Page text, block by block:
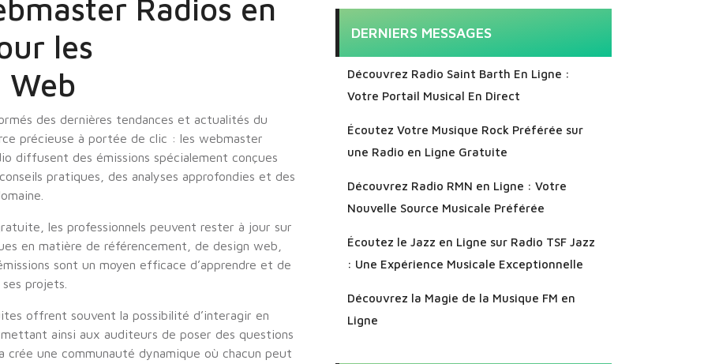
Radios en
les
Web
des dernières tendances et actualités du
précieuse à portée de clic : les webmaster
diffusent des émissions spécialement conçues
pratiques, des analyses approfondies et des
les professionnels peuvent rester à jour sur
en matière de référencement, de design web,
sont un moyen efficace d’apprendre et de
projets.
offrent souvent la possibilité d’interagir en
ainsi aux auditeurs de poser des questions
crée une communauté dynamique où chacun peut
DERNIERS MESSAGES
Découvrez Radio Saint Barth En Ligne :
Votre Portail Musical En Direct
Écoutez Votre Musique Rock Préférée sur
une Radio en Ligne Gratuite
Découvrez Radio RMN en Ligne : Votre
Nouvelle Source Musicale Préférée
Écoutez le Jazz en Ligne sur Radio TSF Jazz
: Une Expérience Musicale Exceptionnelle
Découvrez la Magie de la Musique FM en
Ligne